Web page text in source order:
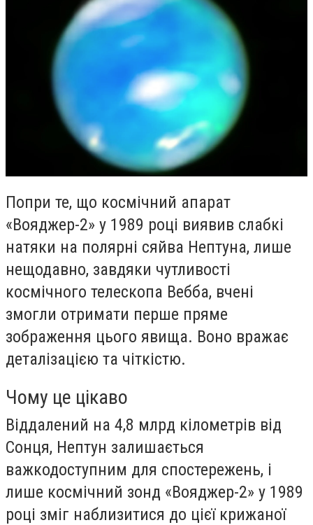
Попри те, що космічний апарат
«Вояджер-2» у 1989 році виявив слабкі
натяки на полярні сяйва Нептуна, лише
нещодавно, завдяки чутливості
космічного телескопа Вебба, вчені
змогли отримати перше пряме
зображення цього явища. Воно вражає
деталізацією та чіткістю.
Чому це цікаво
Віддалений на 4,8 млрд кілометрів від
Сонця, Нептун залишається
важкодоступним для спостережень, і
лише космічний зонд «Вояджер-2» у 1989
році зміг наблизитися до цієї крижаної